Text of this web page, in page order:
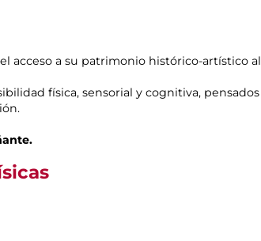
acceso a su patrimonio histórico-artístico al
física, sensorial y cognitiva, pensados